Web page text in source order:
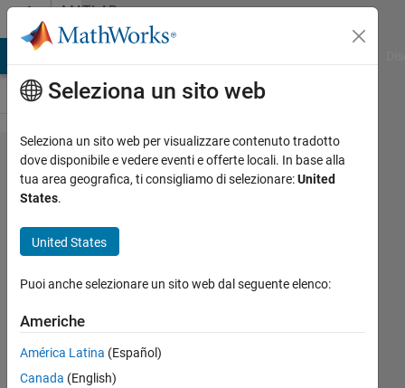
Vai al contenutoMATLAB
Answers
Save as
SVG not
as layers
certain
plotting
scripts
Seleziona un sito web
Seleziona un sito web per visualizzare contenuto tradotto
dove disponibile e vedere eventi e offerte locali. In base alla
tua area geografica, ti consigliamo di selezionare:United
States.
United States
Puoi anche selezionare un sito web dal seguente elenco:
Americhe
América Latina (Español)
Canada (English)